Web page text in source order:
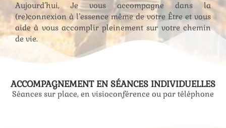
Aujourd’hui, Je vous accompagne dans la
(re)connexion à l’essence même de votre Être et vous
aide à vous accomplir pleinement sur votre chemin
de vie.
ACCOMPAGNEMENT EN SÉANCES INDIVIDUELLES
Séances sur place, en visioconférence ou par téléphone